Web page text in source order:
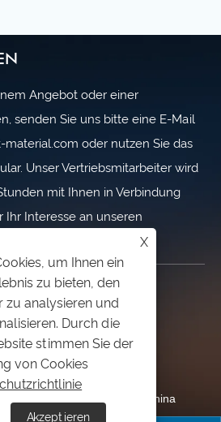
Angebot oder einer
senden Sie uns bitte eine E-Mail
material.com oder nutzen Sie das
Unser Vertriebsmitarbeiter wird
mit Ihnen in Verbindung
Ihr Interesse an unseren
material.com
Baoshan Dist., Shanghai, China
X
um Ihnen ein
zu bieten, den
zu analysieren und
Durch die
stimmen Sie der
von Cookies
Akzeptieren